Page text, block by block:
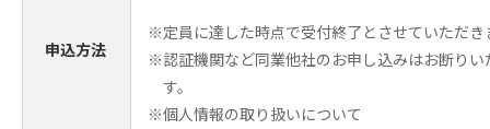
申込方法
※定員に達した時点で受付終了とさせていただき
※認証機関など同業他社のお申し込みはお断りい
す。
※個人情報の取り扱いについて